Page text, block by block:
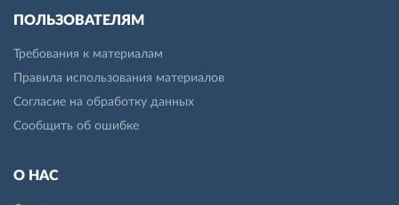
ПОЛЬЗОВАТЕЛЯМ
Требования к материалам
Правила использования материалов
Согласие на обработку данных
Сообщить об ошибке
О НАС